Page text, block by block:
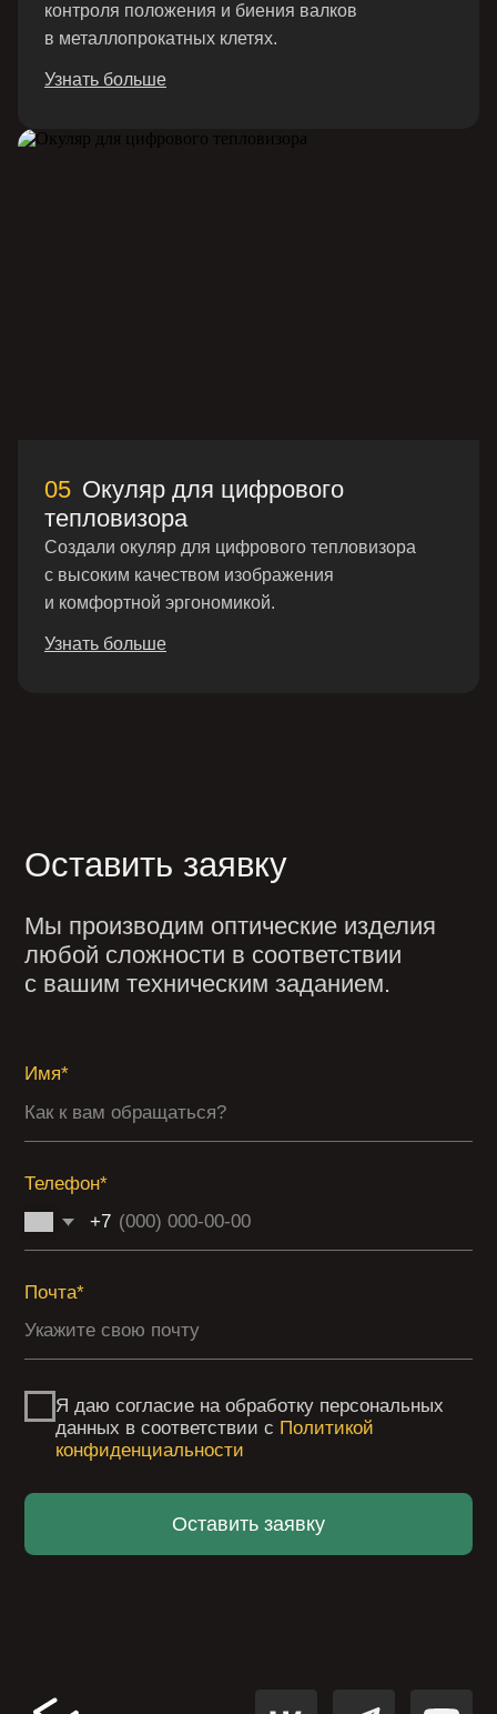
контроля положения и биения валков
в металлопрокатных клетях.
Узнать больше
05 Окуляр для цифрового
тепловизора
Создали окуляр для цифрового тепловизора
с высоким качеством изображения
и комфортной эргономикой.
Узнать больше
Я даю согласие на обработку персональных
данных в соответствии с
781601001